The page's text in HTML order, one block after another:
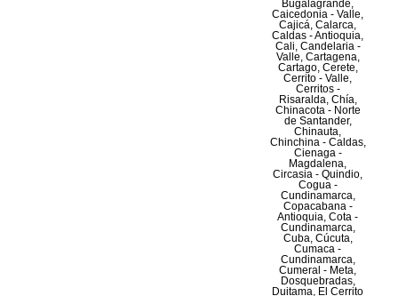
Bugalagrande,
Caicedonia - Valle,
Cajicá, Calarca,
Caldas - Antioquia,
Cali, Candelaria -
Valle, Cartagena,
Cartago, Cerete,
Cerrito - Valle,
Cerritos -
Risaralda, Chía,
Chinacota - Norte
de Santander,
Chinauta,
Chinchina - Caldas,
Cienaga -
Magdalena,
Circasia - Quindio,
Cogua -
Cundinamarca,
Copacabana -
Antioquia, Cota -
Cundinamarca,
Cuba, Cúcuta,
Cumaca -
Cundinamarca,
Cumeral - Meta,
Dosquebradas,
Duitama, El Cerrito